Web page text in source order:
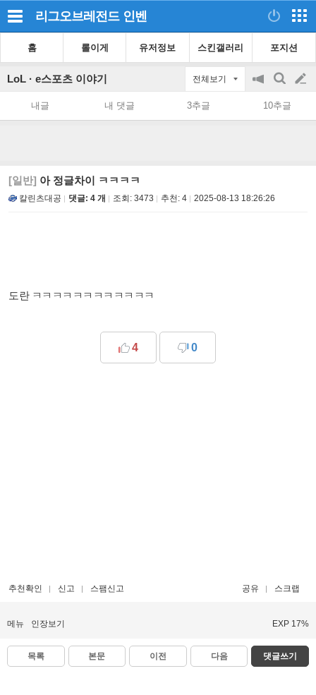
리그오브레전드 인벤
홈 롤이게 유저정보 스킨갤러리 포지션
LoL · e스포츠 이야기 전체보기
공
지
on/off
검
색
글
쓰
내글 내 댓글 3추글 10추글
[일반] 아 정글차이 ㅋㅋㅋㅋ
칼린츠대공 댓글: 4 개 조회: 3473 추천: 4 2025-08-13 18:26:26
도란 ㅋㅋㅋㅋㅋㅋㅋㅋㅋㅋㅋㅋ
4 0
추천확인 신고 스팸신고 공유 스크랩
메뉴 인장보기 EXP 17%
목록 본문 이전 다음 댓글쓰기